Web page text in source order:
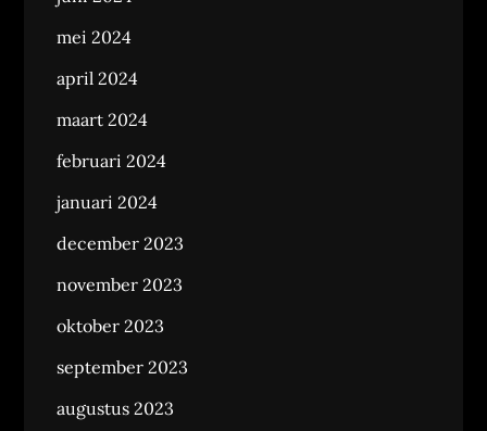
mei 2024
april 2024
maart 2024
februari 2024
januari 2024
december 2023
november 2023
oktober 2023
september 2023
augustus 2023